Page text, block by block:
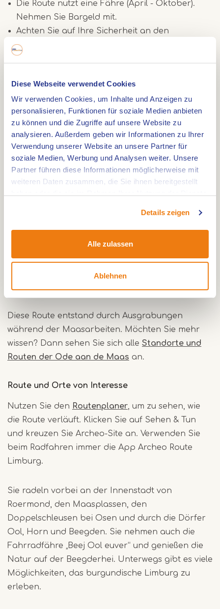
Diese Webseite verwendet Cookies
Wir verwenden Cookies, um Inhalte und Anzeigen zu
personalisieren, Funktionen für soziale Medien anbieten
zu können und die Zugriffe auf unsere Website zu
analysieren. Außerdem geben wir Informationen zu Ihrer
Verwendung unserer Website an unsere Partner für
soziale Medien, Werbung und Analysen weiter. Unsere
Partner führen diese Informationen möglicherweise mit
weiteren Daten zusammen, die Sie ihnen bereitgestellt
Details zeigen
Alle zulassen
Ablehnen
Die Route nutzt eine Fähre (April - Oktober).
Nehmen Sie Bargeld mit.
Achten Sie auf Ihre Sicherheit an den
Ausstiegsstellen.
Entdecken Sie mehr mit der Broschüre
Es gibt eineBroschüre mit fünf Fahrradrouten
rund um die Archäologie und die Maas. Routen:
Maastricht - Elsloo
Roermond - Beegden
Roermond - Neer
Lomm - Blitterswijck
Blitterswijck - Aijen
der Archeo Route Limburg vorbei. Hier können
Diese Route entstand durch Ausgrabungen
während der Maasarbeiten. Möchten Sie mehr
wissen? Dann sehen Sie sich alle Standorte und
Routen der Ode aan de Maas an.
Route und Orte von Interesse
Nutzen Sie den Routenplaner, um zu sehen, wie
die Route verläuft. Klicken Sie auf Sehen & Tun
und kreuzen Sie Archeo-Site an. Verwenden Sie
beim Radfahren immer die App Archeo Route
Limburg.
Sie radeln vorbei an der Innenstadt von
Roermond, den Maasplassen, den
Doppelschleusen bei Osen und durch die Dörfer
Ool, Horn und Beegden. Sie nehmen auch die
Fahrradfähre „Beej Ool euver“ und genießen die
Natur auf der Beegderhei. Unterwegs gibt es viele
Möglichkeiten, das burgundische Limburg zu
erleben.